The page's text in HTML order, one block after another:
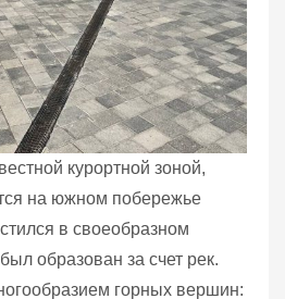
курортной зоной,
на южном побережье
в своеобразном
образован за счет рек.
горных вершин: